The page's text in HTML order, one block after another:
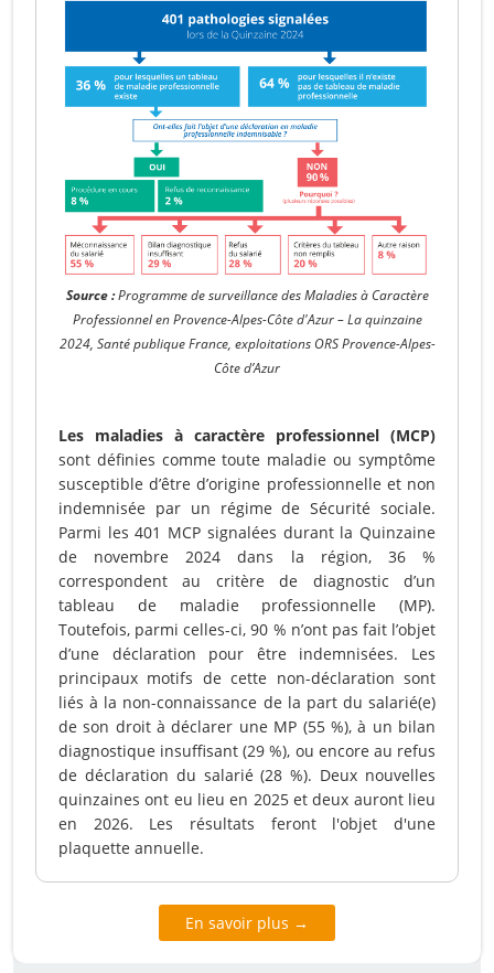
Source :Programme de surveillance des Maladies à Caractère
Professionnel en Provence-Alpes-Côte d'Azur – La quinzaine
2024, Santé publique France, exploitations ORS Provence-Alpes-
Côte d’Azur
Les maladies à caractère professionnel (MCP)
sont définies comme toute maladie ou symptôme
susceptible d’être d’origine professionnelle et non
indemnisée par un régime de Sécurité sociale.
Parmi les 401 MCP signalées durant la Quinzaine
de novembre 2024 dans la région, 36 %
correspondent au critère de diagnostic d’un
tableau de maladie professionnelle (MP).
Toutefois, parmi celles-ci, 90 % n’ont pas fait l’objet
d’une déclaration pour être indemnisées. Les
principaux motifs de cette non-déclaration sont
liés à la non-connaissance de la part du salarié(e)
de son droit à déclarer une MP (55 %), à un bilan
diagnostique insuffisant (29 %), ou encore au refus
de déclaration du salarié (28 %). Deux nouvelles
quinzaines ont eu lieu en 2025 et deux auront lieu
en 2026. Les résultats feront l'objet d'une
plaquette annuelle.
En savoir plus →